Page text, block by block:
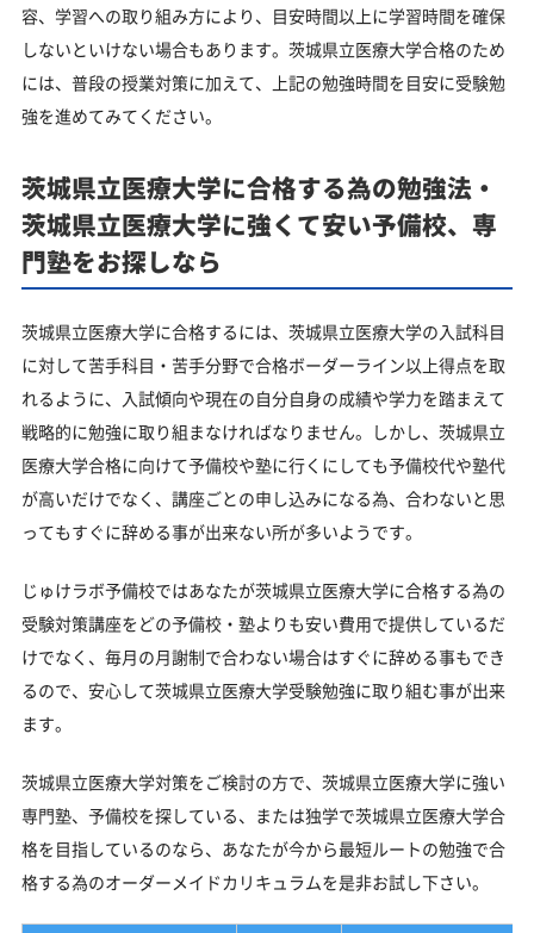
容、学習への取り組み方により、目安時間以上に学習時間を確保
しないといけない場合もあります。茨城県立医療大学合格のため
には、普段の授業対策に加えて、上記の勉強時間を目安に受験勉
強を進めてみてください。
茨城県立医療大学に合格する為の勉強法・
茨城県立医療大学に強くて安い予備校、専
門塾をお探しなら
茨城県立医療大学に合格するには、茨城県立医療大学の入試科目
に対して苦手科目・苦手分野で合格ボーダーライン以上得点を取
れるように、入試傾向や現在の自分自身の成績や学力を踏まえて
戦略的に勉強に取り組まなければなりません。しかし、茨城県立
医療大学合格に向けて予備校や塾に行くにしても予備校代や塾代
が高いだけでなく、講座ごとの申し込みになる為、合わないと思
ってもすぐに辞める事が出来ない所が多いようです。
じゅけラボ予備校ではあなたが茨城県立医療大学に合格する為の
受験対策講座をどの予備校・塾よりも安い費用で提供しているだ
けでなく、毎月の月謝制で合わない場合はすぐに辞める事もでき
るので、安心して茨城県立医療大学受験勉強に取り組む事が出来
ます。
茨城県立医療大学対策をご検討の方で、茨城県立医療大学に強い
専門塾、予備校を探している、または独学で茨城県立医療大学合
格を目指しているのなら、あなたが今から最短ルートの勉強で合
格する為のオーダーメイドカリキュラムを是非お試し下さい。